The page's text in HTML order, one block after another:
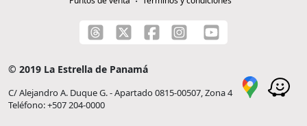
© 2019 La Estrella de Panamá
C/ Alejandro A. Duque G. - Apartado 0815-00507, Zona 4
Teléfono: +507 204-0000